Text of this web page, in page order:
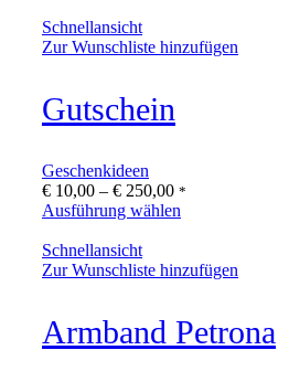
Schnellansicht
Zur Wunschliste hinzufügen
Gutschein
Geschenkideen
€ 10,00 – € 250,00Preisspanne:
€ 10,00
*
Ausführung wählen
Schnellansicht
Zur Wunschliste hinzufügen
Armband Petrona